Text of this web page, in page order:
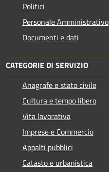
Politici
Personale Amministrativo
Documenti e dati
CATEGORIE DI SERVIZIO
Anagrafe e stato civile
Cultura e tempo libero
Vita lavorativa
Imprese e Commercio
Appalti pubblici
Catasto e urbanistica